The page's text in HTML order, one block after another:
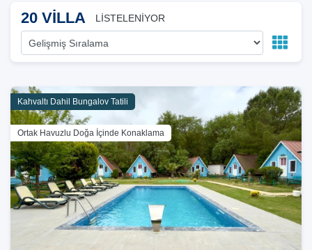
20 VİLLA LİSTELENİYOR
Kahvaltı Dahil Bungalov Tatili
Ortak Havuzlu Doğa İçinde Konaklama